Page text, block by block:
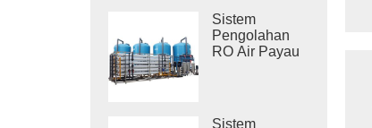
Sistem
Pengolahan
RO Air Payau
Sistem